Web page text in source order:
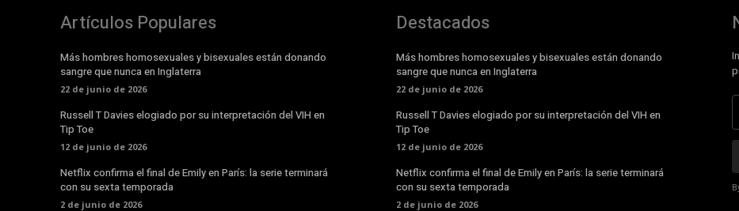
Artículos Populares
Más hombres homosexuales y bisexuales están donando
sangre que nunca en Inglaterra
22 de junio de 2026
Russell T Davies elogiado por su interpretación del VIH en
Tip Toe
12 de junio de 2026
Netflix confirma el final de Emily en París: la serie terminará
con su sexta temporada
2 de junio de 2026
Destacados
Más hombres homosexuales y bisexuales están donando
sangre que nunca en Inglaterra
22 de junio de 2026
Russell T Davies elogiado por su interpretación del VIH en
Tip Toe
12 de junio de 2026
Netflix confirma el final de Emily en París: la serie terminará
con su sexta temporada
2 de junio de 2026